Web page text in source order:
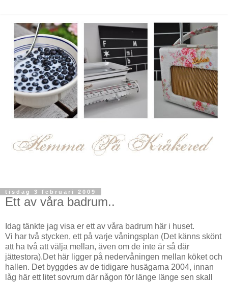
tisdag 3 februari 2009
Ett av våra badrum..
Idag tänkte jag visa er ett av våra badrum här i huset.
Vi har två stycken, ett på varje våningsplan (Det känns skönt
att ha två att välja mellan, även om de inte är så där
jättestora).Det här ligger på nedervåningen mellan köket och
hallen. Det byggdes av de tidigare husägarna 2004, innan
låg här ett litet sovrum där någon för länge länge sen skall